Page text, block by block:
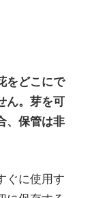
をどこにで
ん。芽を可
、保管は非
ぐに使用す